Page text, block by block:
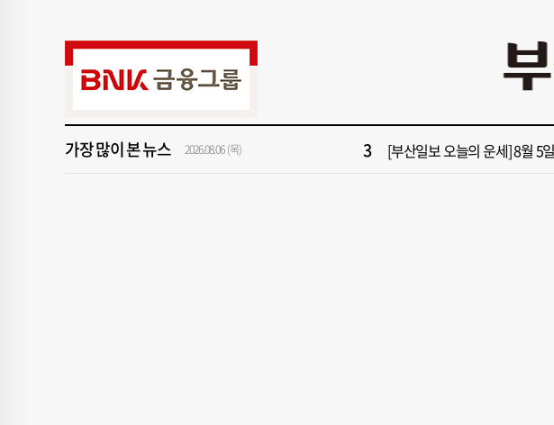
가장 많이 본 뉴스 2026.08.06 (목)
“부산 영도등대서 꿈같은 하룻
[속보] 폭염 부추기는 제13호 태풍 '돌핀'
3 [부산일보 오늘의 운세] 8월 5